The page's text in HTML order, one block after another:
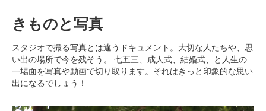
撮影
料金案内
きものと写真
スタジオで撮る写真とは違うドキュメント。大切な人たちや、思
い出の場所で今を残そう。 七五三、成人式、結婚式、と人生の
一場面を写真や動画で切り取ります。それはきっと印象的な思い
出になるでしょう！